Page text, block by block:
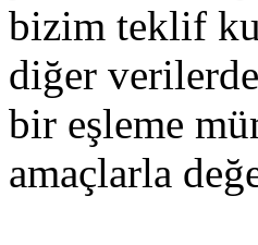
bizim teklif
diğer
bir eşleme
amaçlarla